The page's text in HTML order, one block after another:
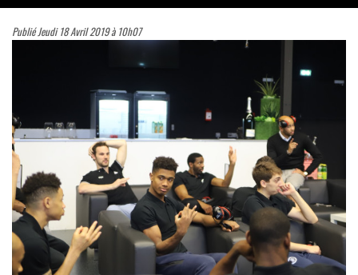
Publié Jeudi 18 Avril 2019 à 10h07